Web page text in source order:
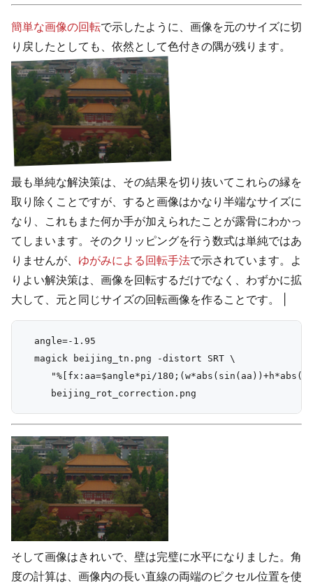
簡単な画像の回転で示したように、画像を元のサイズに切
り戻したとしても、依然として色付きの隅が残ります。
最も単純な解決策は、その結果を切り抜いてこれらの縁を
取り除くことですが、すると画像はかなり半端なサイズに
なり、これもまた何か手が加えられたことが露骨にわかっ
てしまいます。そのクリッピングを行う数式は単純ではあ
りませんが、 ゆがみによる回転手法で示されています。よ
りよい解決策は、画像を回転するだけでなく、わずかに拡
大して、元と同じサイズの回転画像を作ることです。 |
  angle=-1.95
  magick beijing_tn.png -distort SRT \
"%[fx:aa=$angle*pi/
そして画像はきれいで、壁は完璧に水平になりました。角
度の計算は、画像内の長い直線の両端のピクセル位置を使